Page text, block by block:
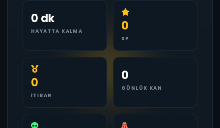
0 dk
HAYATTA KALMA 0
XP
0
İTIBAR
0
GÜNLÜK KAN